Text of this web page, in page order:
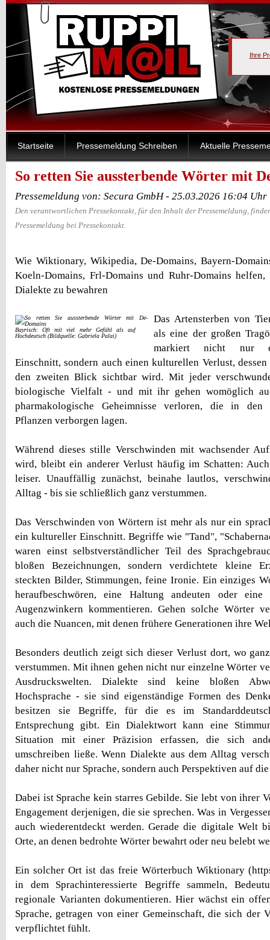
Ihre
Startseite Pressemeldung Schreiben Aktuelle
So retten Sie aussterbende Wörter mit
Pressemeldung von: Secura GmbH - 25.03.2026 16:04 Uhr
Den verantwortlichen Pressekontakt, für den Inhalt der Pressemeldung,
Pressemeldung bei Pressekontakt.
Wie Wiktionary, Wikipedia, De-Domains, Bayern-
Koeln-Domains, Frl-Domains und Ruhr-Domains
Dialekte zu bewahren
Bayrisch: Oft mit viel mehr Gefühl als auf
Hochdeutsch (Bildquelle: Gabriela Palai)
Das Artensterben von
als eine der großen
markiert nicht nur
Einschnitt, sondern auch einen kulturellen Verlust,
den zweiten Blick sichtbar wird. Mit jeder
biologische Vielfalt - und mit ihr gehen womöglich
pharmakologische Geheimnisse verloren, die in den
Pflanzen verborgen lagen.
Während dieses stille Verschwinden mit wachsender
wird, bleibt ein anderer Verlust häufig im Schatten:
leiser. Unauffällig zunächst, beinahe lautlos,
Alltag - bis sie schließlich ganz verstummen.
Das Verschwinden von Wörtern ist mehr als nur ein
ein kultureller Einschnitt. Begriffe wie "Tand",
waren einst selbstverständlicher Teil des
bloßen Bezeichnungen, sondern verdichtete kleine
steckten Bilder, Stimmungen, feine Ironie. Ein einziges
heraufbeschwören, eine Haltung andeuten oder
Augenzwinkern kommentieren. Gehen solche Wörter
auch die Nuancen, mit denen frühere Generationen ihre
Besonders deutlich zeigt sich dieser Verlust dort, wo
verstummen. Mit ihnen gehen nicht nur einzelne Wörter
Ausdruckswelten. Dialekte sind keine bloßen
Hochsprache - sie sind eigenständige Formen des
besitzen sie Begriffe, für die es im
Entsprechung gibt. Ein Dialektwort kann eine
Situation mit einer Präzision erfassen, die sich
umschreiben ließe. Wenn Dialekte aus dem Alltag
daher nicht nur Sprache, sondern auch Perspektiven auf
Dabei ist Sprache kein starres Gebilde. Sie lebt von ihrer
Engagement derjenigen, die sie sprechen. Was in
auch wiederentdeckt werden. Gerade die digitale Welt
Orte, an denen bedrohte Wörter bewahrt oder neu belebt
Ein solcher Ort ist das freie Wörterbuch Wiktionary
in dem Sprachinteressierte Begriffe sammeln,
regionale Varianten dokumentieren. Hier wächst ein
Sprache, getragen von einer Gemeinschaft, die sich der
verpflichtet fühlt.